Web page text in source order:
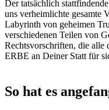
Der tatsächlich
uns verheimlichte gesamte
Labyrinth von geheimen
verschiedenen Teilen von
Rechtsvorschriften, die alle
ERBE an Deiner Statt für
So hat es